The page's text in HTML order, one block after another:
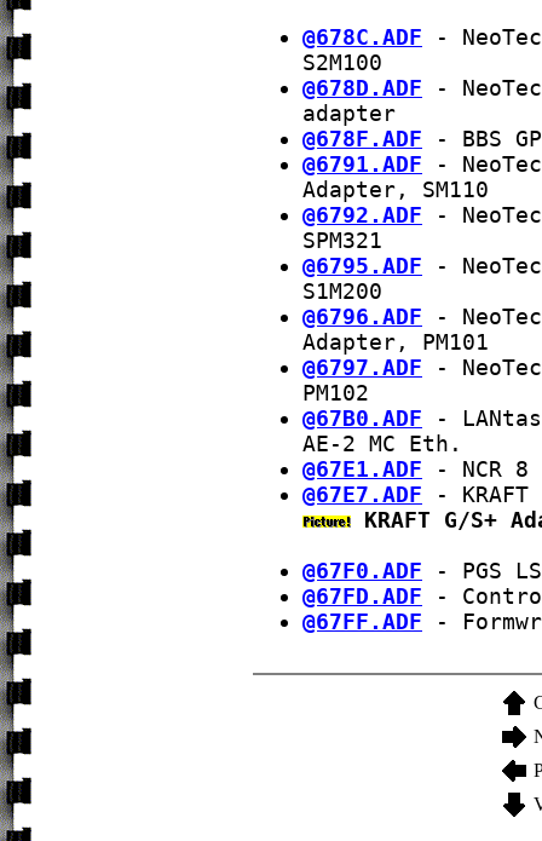
@678C.ADF -
S2M100
@678D.ADF -
adapter
@678F.ADF - BBS
@6791.ADF -
Adapter, SM110
@6792.ADF -
SPM321
@6795.ADF -
S1M200
@6796.ADF -
Adapter, PM101
@6797.ADF -
PM102
@67B0.ADF -
AE-2 MC Eth.
@67E1.ADF - NCR
@67E7.ADF -
KRAFT G/S+
@67F0.ADF - PGS
@67FD.ADF -
@67FF.ADF -